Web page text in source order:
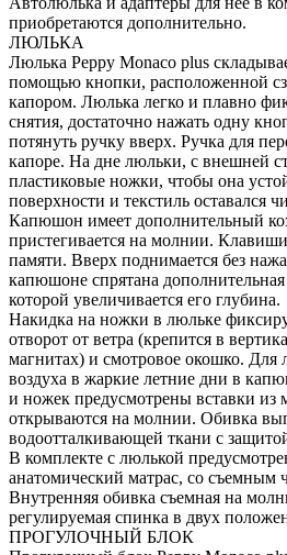
приобретаются дополнительно.
ЛЮЛЬКА
Люлька Peppy Monaco plus
помощью кнопки, расположенной
капором. Люлька легко и плавно
снятия, достаточно нажать одну
потянуть ручку вверх. Ручка для
капоре. На дне люльки, с внешней
пластиковые ножки, чтобы она
поверхности и текстиль оставался
Капюшон имеет дополнительный
пристегивается на молнии.
памяти. Вверх поднимается без
капюшоне спрятана
которой увеличивается его глубина.
Накидка на ножки в люльке
отворот от ветра (крепится в
магнитах) и смотровое окошко. Для
воздуха в жаркие летние дни в
и ножек предусмотрены вставки из
открываются на молнии. Обивка
водоотталкивающей ткани с
В комплекте с люлькой
анатомический матрас, со съемным
Внутренняя обивка съемная на
регулируемая спинка в двух
ПРОГУЛОЧНЫЙ БЛОК